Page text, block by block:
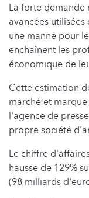
La forte
avancées
une manne pour
enchaînent les
économique de
Cette estimation
marché et
l'agence de
propre société
Le chiffre
hausse de 129%
(98 milliards